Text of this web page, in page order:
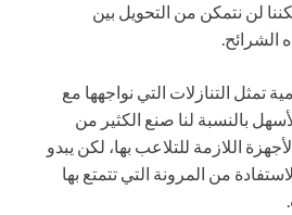
لن نتمكن من التحويل بين
الشرائح.
تمثل التنازلات التي نواجهها مع
بالنسبة لنا صنع الكثير من
اللازمة للتلاعب بها، لكن يبدو
من المرونة التي تتمتع بها